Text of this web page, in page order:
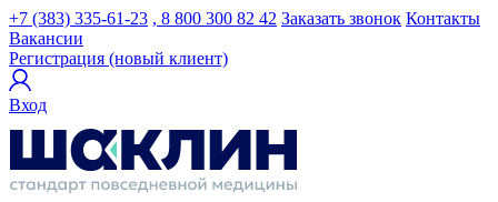
+7 (383) 335-61-23 , 8 800 300 82 42 Заказать звонок Контакты
Вакансии
Регистрация (новый клиент)
Вход